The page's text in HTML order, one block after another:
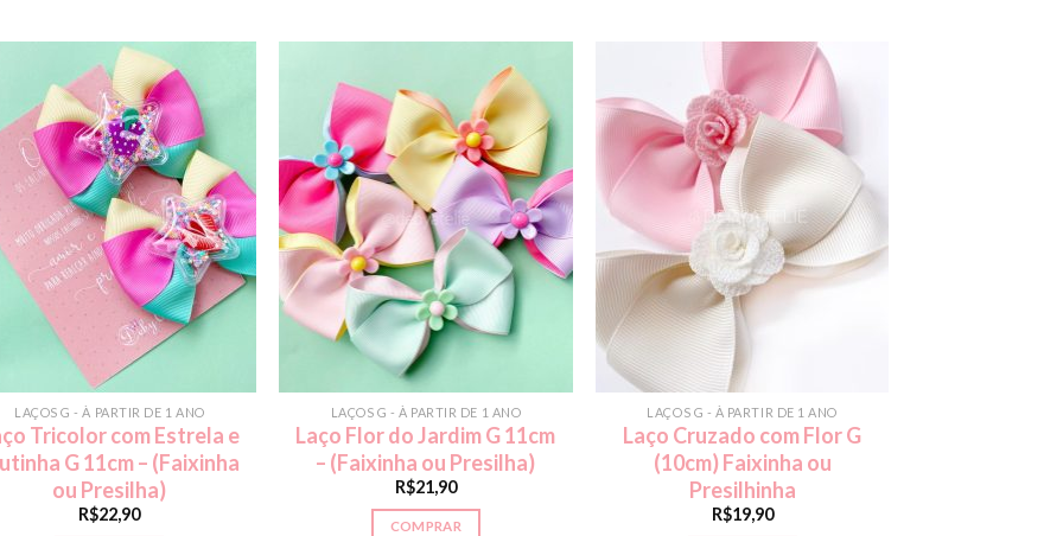
LAÇOS G - À PARTIR DE 1 ANO
Tricolor com Estrela e
G 11cm – (Faixinha
ou Presilha)
R$22,90
LAÇOS G - À PARTIR DE 1 ANO
Laço Flor do Jardim G 11cm
– (Faixinha ou Presilha)
R$21,90
COMPRAR
LAÇOS G - À PARTIR DE 1 ANO
Laço Cruzado com Flor G
(10cm) Faixinha ou
Presilhinha
R$19,90